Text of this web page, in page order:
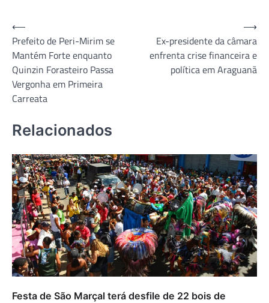
Navegação
de
Post
⟵
Prefeito de Peri-Mirim se
Mantém Forte enquanto
Quinzin Forasteiro Passa
Vergonha em Primeira
Carreata
Ex-presidente da câmara
enfrenta crise financeira e
política em Araguanã
⟶
Relacionados
Festa de São Marçal terá desfile de 22 bois de